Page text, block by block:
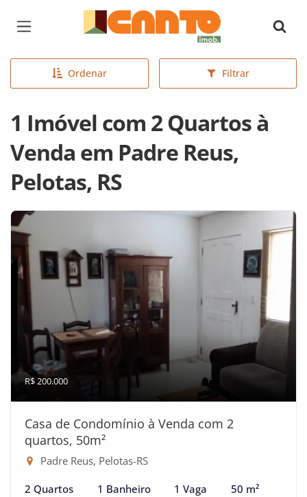
Página inicial
Ordenar Filtrar
1 Imóvel com 2 Quartos à
Venda em Padre Reus,
Pelotas, RS
R$ 200.000
Casa de Condomínio à Venda com 2
quartos, 50m²
Padre Reus, Pelotas-RS
2 Quartos 1 Banheiro 1 Vaga 50 m²